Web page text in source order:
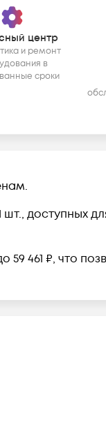
центр
и ремонт
в
сроки
461 ₽, что